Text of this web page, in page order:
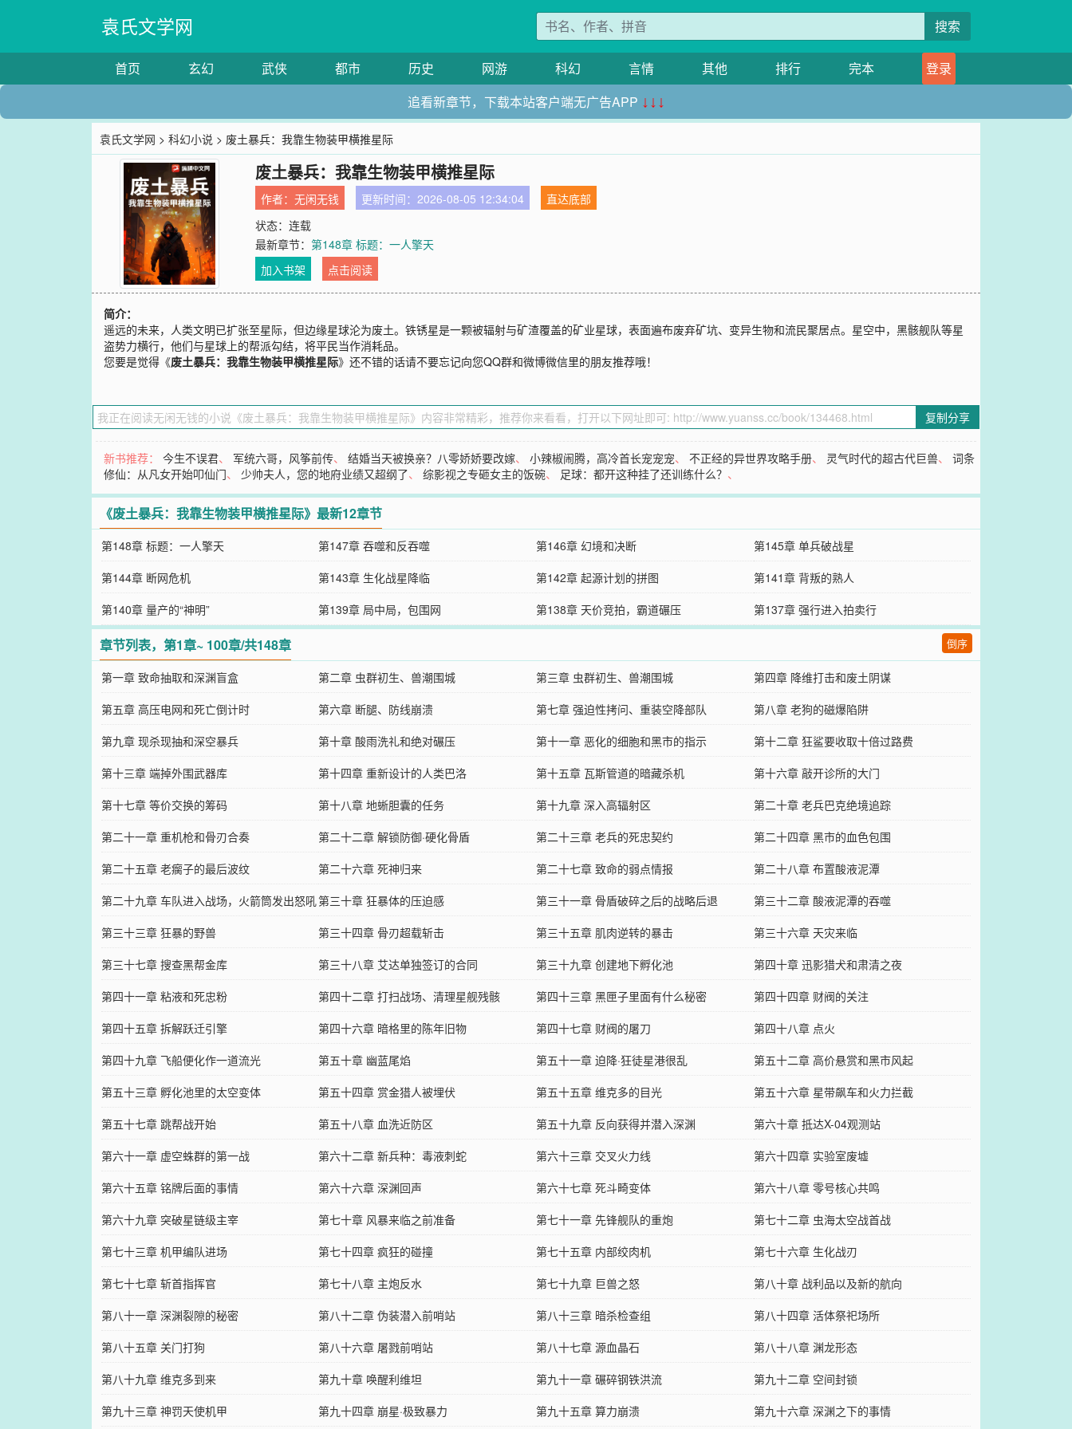
袁氏文学网 搜索
首页 玄幻 武侠 都市 历史 网游 科幻 言情 其他 排行 完本
登录
追看新章节，下载本站客户端无广告APP ↓↓↓
袁氏文学网 >科幻小说 > 废土暴兵：我靠生物装甲横推星际
废土暴兵：我靠生物装甲横推星际
作者：无闲无钱 更新时间：2026-08-05 12:34:04
直达底部
状态：连载
最新章节：第148章 标题：一人擎天
加入书架
点击阅读
简介：
遥远的未来，人类文明已扩张至星际，但边缘星球沦为废土。铁锈星是一颗被辐射与矿渣覆盖的矿业星球，表面遍布废弃矿坑、变异生物和流民聚居点。星空中，黑骸舰队等星
盗势力横行，他们与星球上的帮派勾结，将平民当作消耗品。
您要是觉得《废土暴兵：我靠生物装甲横推星际》还不错的话请不要忘记向您QQ群和微博微信里的朋友推荐哦！
复制分享
新书推荐：今生不误君、 军统六哥，风筝前传、结婚当天被换亲？八零娇娇要改嫁、小辣椒闹腾，高冷首长宠宠宠、不正经的异世界攻略手册、 灵气时代的超古代巨兽、词条
修仙：从凡女开始叩仙门、 少帅夫人，您的地府业绩又超纲了、综影视之专砸女主的饭碗、 足球：都开这种挂了还训练什么？ 、
《废土暴兵：我靠生物装甲横推星际》最新12章节
第148章 标题：一人擎天 第147章 吞噬和反吞噬 第146章 幻境和决断
第145章 单兵破战星
第144章 断网危机
第143章 生化战星降临 第142章 起源计划的拼图
第141章 背叛的熟人
第140章 量产的“神明”
第139章 局中局，包围网 第138章 天价竞拍，霸道碾压 第137章 强行进入拍卖行
章节列表，第1章~ 100章/共148章 倒序
第一章 致命抽取和深渊盲盒 第二章 虫群初生、兽潮围城 第三章 虫群初生、兽潮围城
第四章 降维打击和废土阴谋
第五章 高压电网和死亡倒计时
第六章 断腿、防线崩溃 第七章 强迫性拷问、重装空降部队
第八章 老狗的磁爆陷阱
第九章 现杀现抽和深空暴兵
第十章 酸雨洗礼和绝对碾压 第十一章 恶化的细胞和黑市的指示
第十二章 狂鲨要收取十倍过路费
第十三章 端掉外围武器库
第十四章 重新设计的人类巴洛 第十五章 瓦斯管道的暗藏杀机
第十六章 敲开诊所的大门
第十七章 等价交换的筹码
第十八章 地蜥胆囊的任务 第十九章 深入高辐射区
第二十章 老兵巴克绝境追踪
第二十一章 重机枪和骨刃合奏
第二十二章 解锁防御·硬化骨盾 第二十三章 老兵的死忠契约
第二十四章 黑市的血色包围
第二十五章 老瘸子的最后波纹
第二十六章 死神归来 第二十七章 致命的弱点情报
第二十八章 布置酸液泥潭
第二十九章 车队进入战场，火箭筒发出怒吼第三十章 狂暴体的压迫感 第三十一章 骨盾破碎之后的战略后退
第三十二章 酸液泥潭的吞噬
第三十三章 狂暴的野兽
第三十四章 骨刃超载斩击 第三十五章 肌肉逆转的暴击
第三十六章 天灾来临
第三十七章 搜查黑帮金库
第三十八章 艾达单独签订的合同 第三十九章 创建地下孵化池
第四十章 迅影猎犬和肃清之夜
第四十一章 粘液和死忠粉
第四十二章 打扫战场、清理星舰残骸 第四十三章 黑匣子里面有什么秘密
第四十四章 财阀的关注
第四十五章 拆解跃迁引擎
第四十六章 暗格里的陈年旧物 第四十七章 财阀的屠刀
第四十八章 点火
第四十九章 飞船便化作一道流光
第五十章 幽蓝尾焰 第五十一章 迫降·狂徒星港很乱
第五十二章 高价悬赏和黑市风起
第五十三章 孵化池里的太空变体
第五十四章 赏金猎人被埋伏 第五十五章 维克多的目光
第五十六章 星带飙车和火力拦截
第五十七章 跳帮战开始
第五十八章 血洗近防区 第五十九章 反向获得并潜入深渊
第六十章 抵达X-04观测站
第六十一章 虚空蛛群的第一战
第六十二章 新兵种：毒液刺蛇 第六十三章 交叉火力线
第六十四章 实验室废墟
第六十五章 铭牌后面的事情
第六十六章 深渊回声 第六十七章 死斗畸变体
第六十八章 零号核心共鸣
第六十九章 突破星链级主宰
第七十章 风暴来临之前准备 第七十一章 先锋舰队的重炮
第七十二章 虫海太空战首战
第七十三章 机甲编队进场
第七十四章 疯狂的碰撞 第七十五章 内部绞肉机
第七十六章 生化战刃
第七十七章 斩首指挥官
第七十八章 主炮反水 第七十九章 巨兽之怒
第八十章 战利品以及新的航向
第八十一章 深渊裂隙的秘密
第八十二章 伪装潜入前哨站 第八十三章 暗杀检查组
第八十四章 活体祭祀场所
第八十五章 关门打狗
第八十六章 屠戮前哨站 第八十七章 源血晶石
第八十八章 渊龙形态
第八十九章 维克多到来
第九十章 唤醒利维坦 第九十一章 碾碎钢铁洪流
第九十二章 空间封锁
第九十三章 神罚天使机甲
第九十四章 崩星·极致暴力 第九十五章 算力崩溃 第九十六章 深渊之下的事情